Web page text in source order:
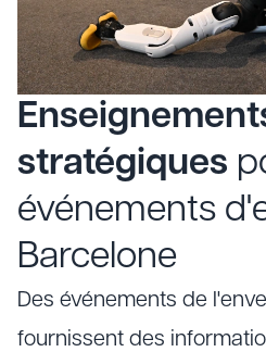
stratégiques
événements
Barcelone
Des événements de
fournissent des